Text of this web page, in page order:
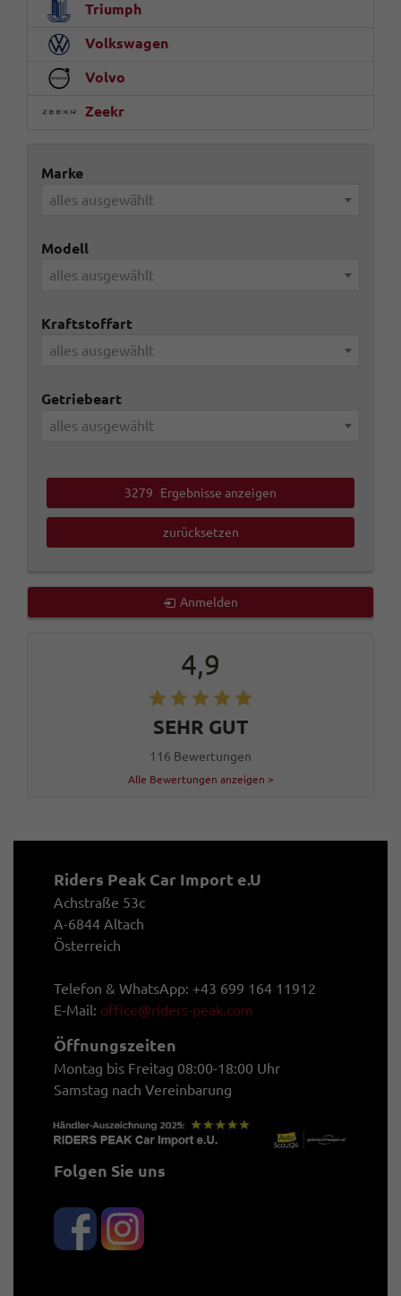
Triumph
Volkswagen
Volvo
Zeekr
Marke
alles ausgewählt
Modell
alles ausgewählt
Kraftstoffart
alles ausgewählt
Getriebeart
alles ausgewählt
3279 Ergebnisse anzeigen
zurücksetzen
Anmelden
4,9
SEHR GUT
116 Bewertungen
Alle Bewertungen anzeigen >
Riders Peak Car Import e.U
Achstraße 53c
A-6844 Altach
Österreich
Telefon & WhatsApp: +43 699 164 11912
E-Mail: office@riders-peak.com
Öffnungszeiten
Montag bis Freitag 08:00-18:00 Uhr
Samstag nach Vereinbarung
Folgen Sie uns